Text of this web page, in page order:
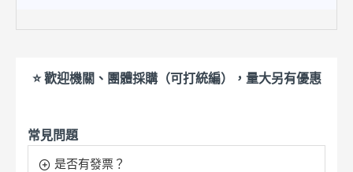
⭐ 歡迎機關、團體採購（可打統編），量大另有優惠
常見問題
是否有發票？